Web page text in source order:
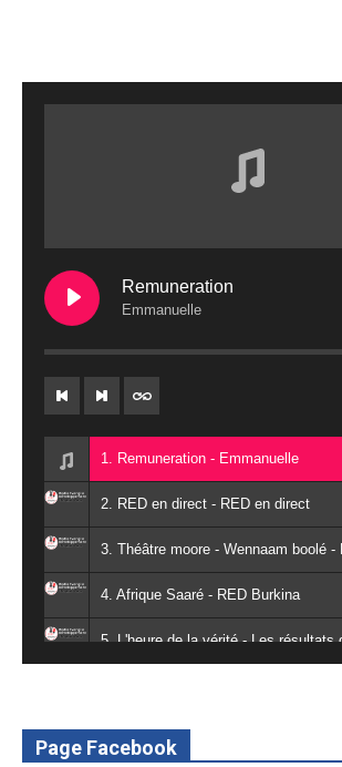
Remuneration
Emmanuelle
1. Remuneration - Emmanuelle
2. RED en direct - RED en direct
4. Afrique Saaré - RED Burkina
7. SPOT 2 RED Multimédia 2022
Page Facebook